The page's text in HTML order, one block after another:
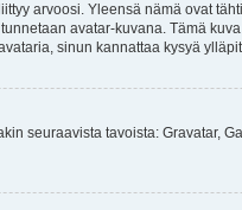
arvoosi. Yleensä nämä ovat
avatar-kuvana. Tämä
sinun kannattaa kysyä
seuraavista tavoista: Gravatar,